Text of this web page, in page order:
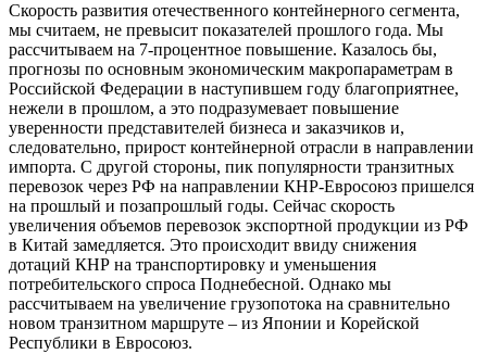
Скорость развития отечественного контейнерного сегмента,
мы считаем, не превысит показателей прошлого года. Мы
рассчитываем на 7-процентное повышение. Казалось бы,
прогнозы по основным экономическим макропараметрам в
Российской Федерации в наступившем году благоприятнее,
нежели в прошлом, а это подразумевает повышение
уверенности представителей бизнеса и заказчиков и,
следовательно, прирост контейнерной отрасли в направлении
импорта. С другой стороны, пик популярности транзитных
перевозок через РФ на направлении КНР-Евросоюз пришелся
на прошлый и позапрошлый годы. Сейчас скорость
увеличения объемов перевозок экспортной продукции из РФ
в Китай замедляется. Это происходит ввиду снижения
дотаций КНР на транспортировку и уменьшения
потребительского спроса Поднебесной. Однако мы
рассчитываем на увеличение грузопотока на сравнительно
новом транзитном маршруте – из Японии и Корейской
Республики в Евросоюз.